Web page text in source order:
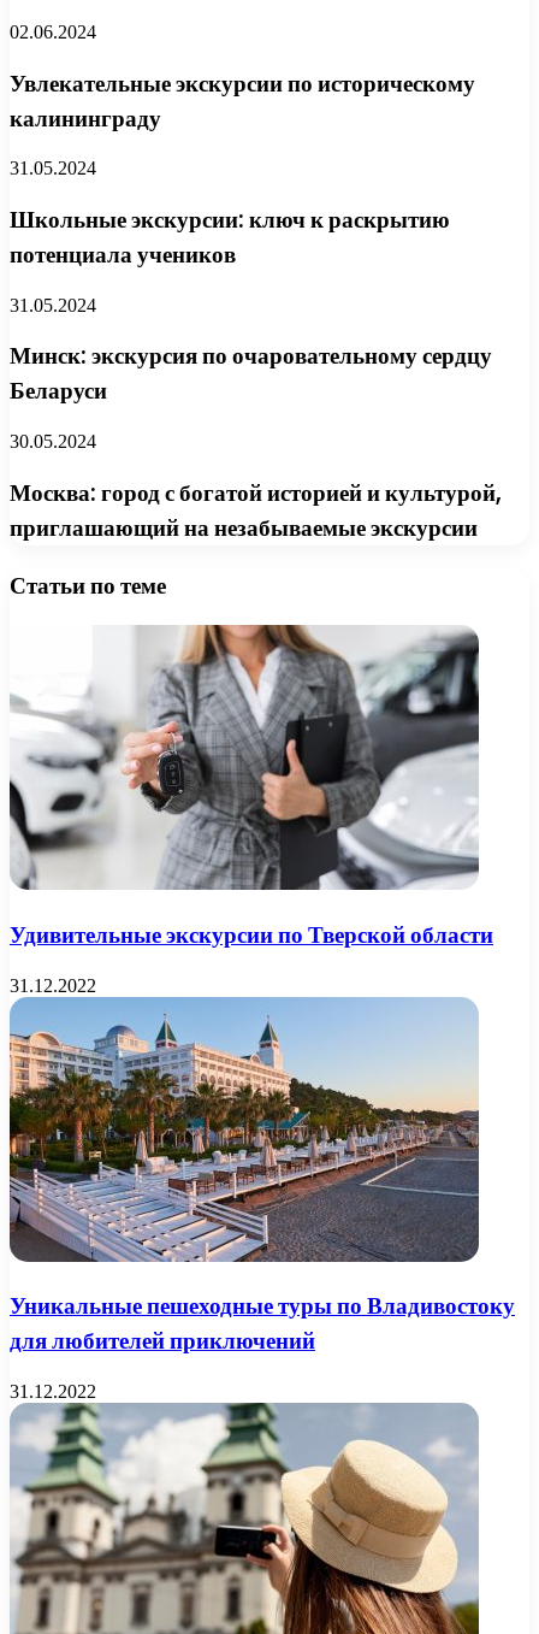
02.06.2024
Увлекательные экскурсии по историческому
калининграду
31.05.2024
Школьные экскурсии: ключ к раскрытию
потенциала учеников
31.05.2024
Минск: экскурсия по очаровательному сердцу
Беларуси
30.05.2024
Москва: город с богатой историей и культурой,
приглашающий на незабываемые экскурсии
Статьи по теме
Удивительные экскурсии по Тверской области
31.12.2022
Уникальные пешеходные туры по Владивостоку
для любителей приключений
31.12.2022